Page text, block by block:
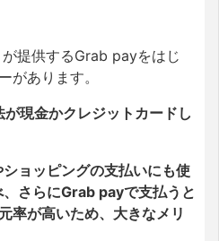
提供するGrab payをはじ
があります。
が現金かクレジットカードし
ショッピングの支払いにも使
さらにGrab payで支払うと
率が高いため、大きなメリ